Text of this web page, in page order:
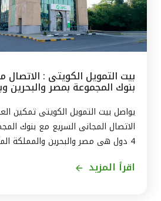
بيت التمويل الكويتى : الاتصال
بنوك المجموعة بمصر والبحرين
وتركيا
يواصل بيت التمويل الكويتى تمكين
الاتصال المجانى السريع مع بنوك
4 دول هى مصر والبحرين والمملكة
اقرأ المزيد